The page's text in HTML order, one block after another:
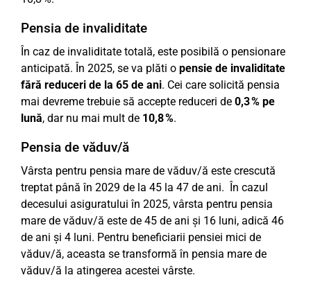
Pensia de invaliditate
În caz de invaliditate totală, este posibilă o pensionare
anticipată. În 2025, se va plăti o pensie de invaliditate
fără reduceri de la 65 de ani. Cei care solicită pensia
mai devreme trebuie să accepte reduceri de 0,3 % pe
lună, dar nu mai mult de 10,8 %.
Pensia de văduv/ă
Vârsta pentru pensia mare de văduv/ă este crescută
treptat până în 2029 de la 45 la 47 de ani. În cazul
decesului asiguratului în 2025, vârsta pentru pensia
mare de văduv/ă este de 45 de ani și 16 luni, adică 46
de ani și 4 luni. Pentru beneficiarii pensiei mici de
văduv/ă, aceasta se transformă în pensia mare de
văduv/ă la atingerea acestei vârste.